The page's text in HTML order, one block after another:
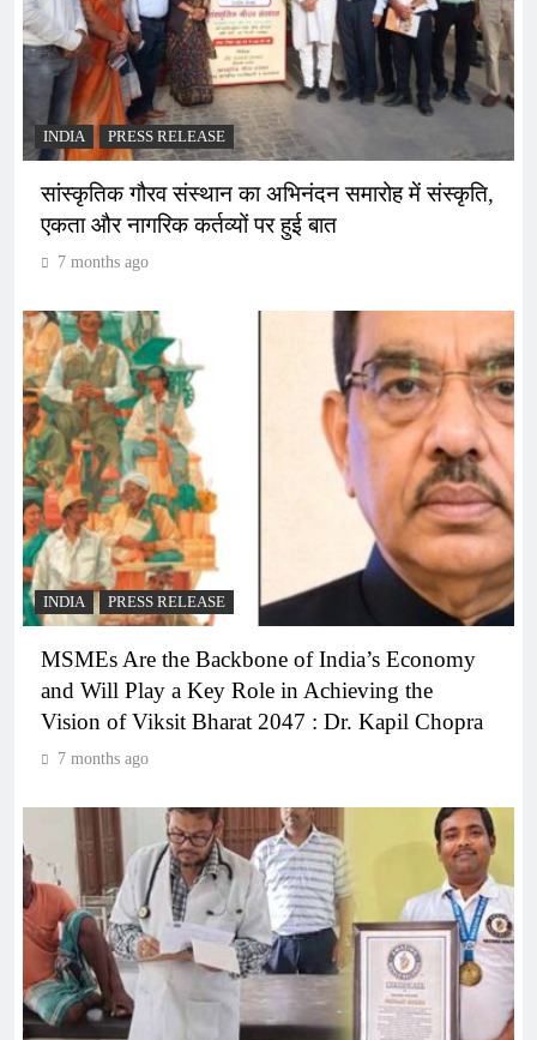
INDIA PRESS RELEASE
सांस्कृतिक गौरव संस्थान का अभिनंदन समारोह में संस्कृति,
एकता और नागरिक कर्तव्यों पर हुई बात
7 months ago
INDIA PRESS RELEASE
MSMEs Are the Backbone of India’s Economy
and Will Play a Key Role in Achieving the
Vision of Viksit Bharat 2047 : Dr. Kapil Chopra
7 months ago